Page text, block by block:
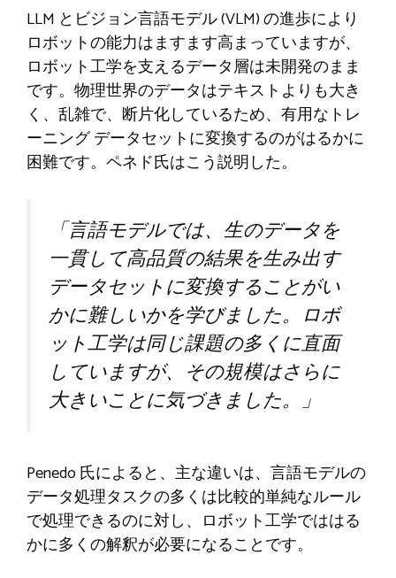
LLM とビジョン言語モデル (VLM) の進歩により
ロボットの能力はますます高まっていますが、
ロボット工学を支えるデータ層は未開発のまま
です。物理世界のデータはテキストよりも大き
く、乱雑で、断片化しているため、有用なトレ
ーニング データセットに変換するのがはるかに
困難です。ペネド氏はこう説明した。
「言語モデルでは、生のデータを
一貫して高品質の結果を生み出す
データセットに変換することがい
かに難しいかを学びました。ロボ
ット工学は同じ課題の多くに直面
していますが、その規模はさらに
大きいことに気づきました。」
Penedo 氏によると、主な違いは、言語モデルの
データ処理タスクの多くは比較的単純なルール
で処理できるのに対し、ロボット工学でははる
かに多くの解釈が必要になることです。